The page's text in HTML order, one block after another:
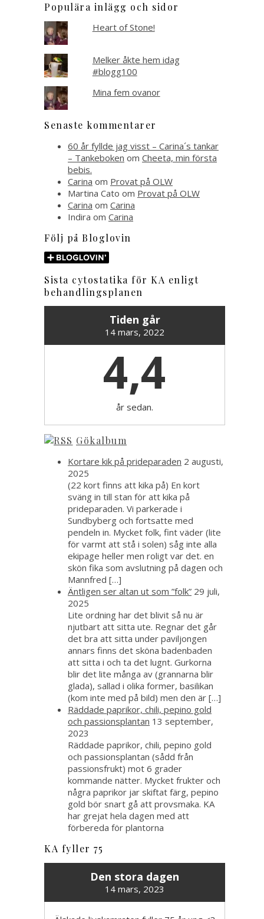
Populära inlägg och sidor
Heart of Stone!
Melker åkte hem idag
#blogg100
Mina fem ovanor
Senaste kommentarer
60 år fyllde jag visst – Carina´s tankar
– Tankeboken om Cheeta, min första
bebis.
Carina om Provat på OLW
Martina Cato om Provat på OLW
Carina om Carina
Indira om Carina
Följ på Bloglovin
Sista cytostatika för KA enligt
behandlingsplanen
Tiden går
14 mars, 2022
4,4
år sedan.
Gökalbum
Kortare kik på prideparaden 2 augusti,
2025
(22 kort finns att kika på) En kort
sväng in till stan för att kika på
prideparaden. Vi parkerade i
Sundbyberg och fortsatte med
pendeln in. Mycket folk, fint väder (lite
för varmt att stå i solen) såg inte alla
ekipage heller men roligt var det. en
skön fika som avslutning på dagen och
Mannfred […]
Äntligen ser altan ut som ”folk” 29 juli,
2025
Lite ordning har det blivit så nu är
njutbart att sitta ute. Regnar det går
det bra att sitta under paviljongen
annars finns det sköna badenbaden
att sitta i och ta det lugnt. Gurkorna
blir det lite många av (grannarna blir
glada), sallad i olika former, basilikan
(kom inte med på bild) men den är […]
Räddade paprikor, chili, pepino gold
och passionsplantan 13 september,
2023
Räddade paprikor, chili, pepino gold
och passionsplantan (sådd från
passionsfrukt) mot 6 grader
kommande nätter. Mycket frukter och
några paprikor jar skiftat färg, pepino
gold bör snart gå att provsmaka. KA
har grejat hela dagen med att
förbereda för plantorna
KA fyller 75
Den stora dagen
14 mars, 2023